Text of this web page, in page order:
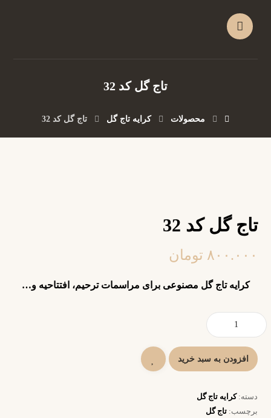
تاج گل کد 32
محصولات کرایه تاج گل تاج گل کد 32
تاج گل کد 32
۸۰۰.۰۰۰ تومان
کرایه تاج گل مصنوعی برای مراسمات ترحیم، افتتاحیه و…
افزودن به سبد خرید
دسته:کرایه تاج گل
برچسب:تاج گل